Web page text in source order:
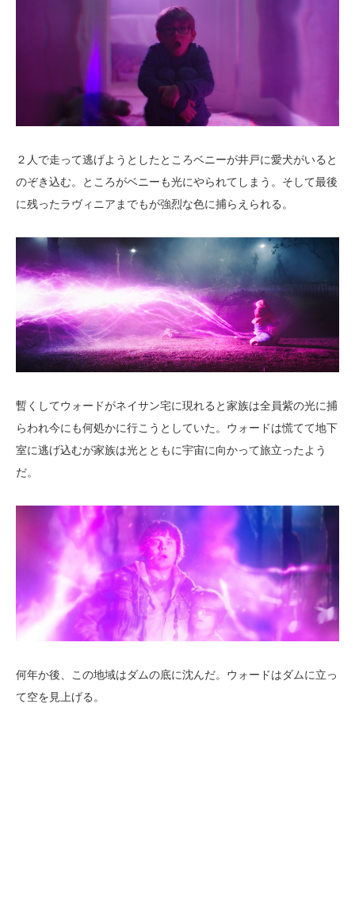
２人で走って逃げようとしたところベニーが井戸に愛犬がいると
のぞき込む。ところがベニーも光にやられてしまう。そして最後
に残ったラヴィニアまでもが強烈な色に捕らえられる。
暫くしてウォードがネイサン宅に現れると家族は全員紫の光に捕
らわれ今にも何処かに行こうとしていた。ウォードは慌てて地下
室に逃げ込むが家族は光とともに宇宙に向かって旅立ったよう
だ。
何年か後、この地域はダムの底に沈んだ。ウォードはダムに立っ
て空を見上げる。